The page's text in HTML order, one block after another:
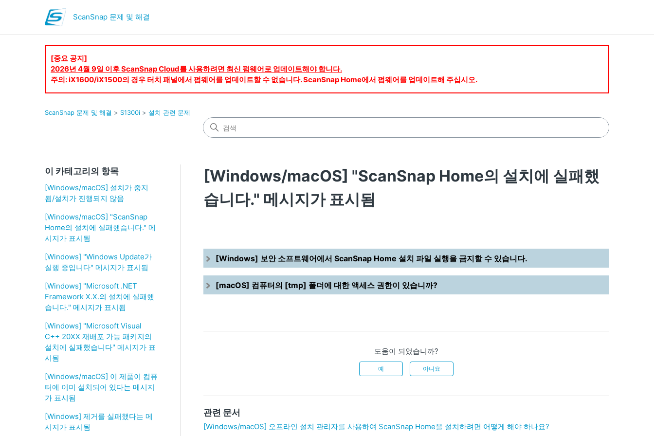
ScanSnap 문제 및 해결
[중요 공지]
2026년 4월 9일 이후 ScanSnap Cloud를 사용하려면 최신 펌웨어로 업데이트해야 합니다.
주의: iX1600/iX1500의 경우 터치 패널에서 펌웨어를 업데이트할 수 없습니다. ScanSnap Home에서 펌웨어를 업데이트해 주십시오.
ScanSnap 문제 및 해결 S1300i 설치 관련 문제
이 카테고리의 항목
[Windows/macOS] 설치가 중지
됨/설치가 진행되지 않음
[Windows/macOS] "ScanSnap
Home의 설치에 실패했습니다." 메
시지가 표시됨
[Windows] "Windows Update가
실행 중입니다" 메시지가 표시됨
[Windows] "Microsoft .NET
Framework X.X.의 설치에 실패했
습니다." 메시지가 표시됨
[Windows] "Microsoft Visual
C++ 20XX 재배포 가능 패키지의
설치에 실패했습니다" 메시지가 표
시됨
[Windows/macOS] 이 제품이 컴퓨
터에 이미 설치되어 있다는 메시지
가 표시됨
[Windows] 제거를 실패했다는 메
시지가 표시됨
[Windows/macOS] "ScanSnap Home의 설치에 실패했
습니다." 메시지가 표시됨
[Windows] 보안 소프트웨어에서 ScanSnap Home 설치 파일 실행을 금지할 수 있습니다.
[macOS] 컴퓨터의 [tmp] 폴더에 대한 액세스 권한이 있습니까?
도움이 되었습니까?
예 아니요
관련 문서
[Windows/macOS] 오프라인 설치 관리자를 사용하여 ScanSnap Home을 설치하려면 어떻게 해야 하나요?